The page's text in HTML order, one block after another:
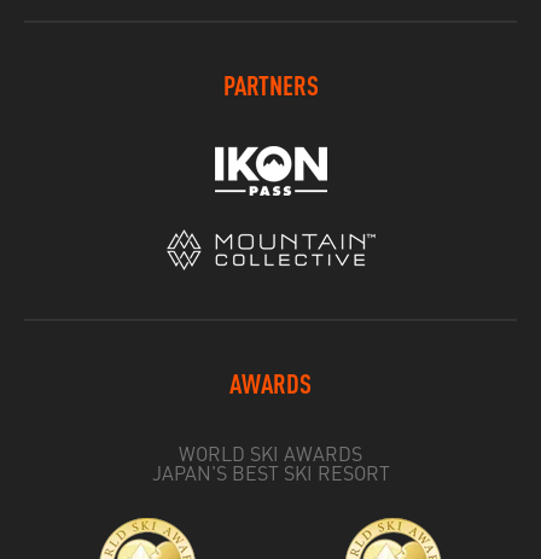
PARTNERS
AWARDS
WORLD SKI AWARDS
JAPAN'S BEST SKI RESORT